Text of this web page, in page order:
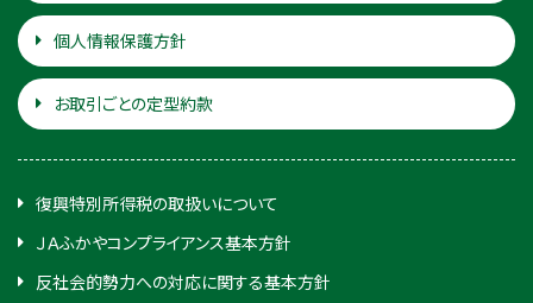
個人情報保護方針
お取引ごとの定型約款
復興特別所得税の取扱いについて
ＪＡふかやコンプライアンス基本方針
反社会的勢力への対応に関する基本方針